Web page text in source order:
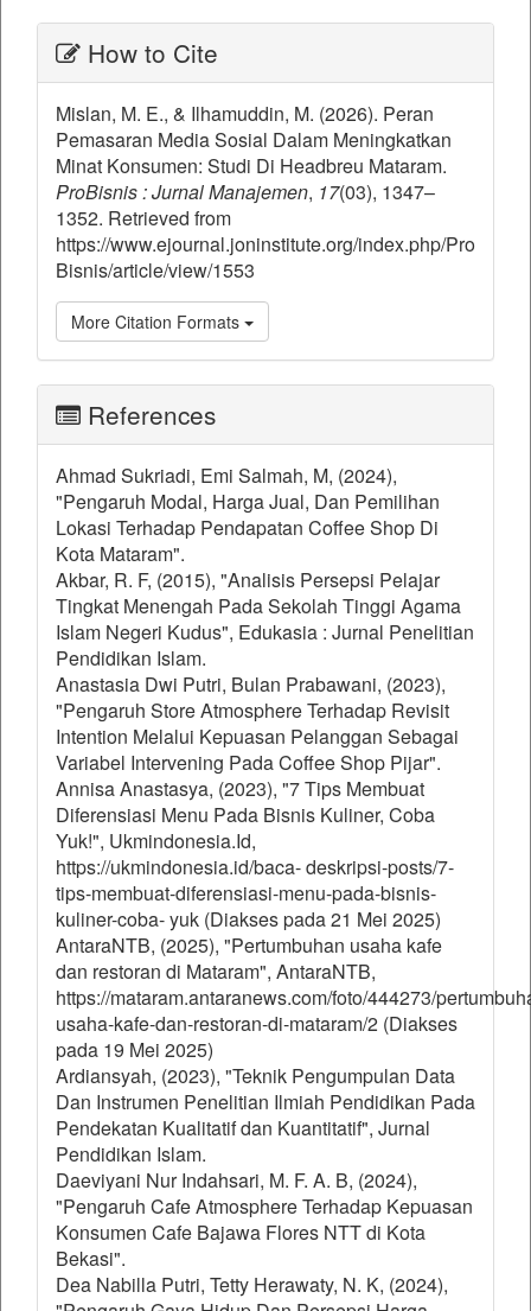
How to Cite
Mislan, M. E., & Ilhamuddin, M. (2026). Peran
Pemasaran Media Sosial Dalam Meningkatkan
Minat Konsumen: Studi Di Headbreu Mataram.
ProBisnis : Jurnal Manajemen, 17(03), 1347–
1352. Retrieved from
https://www.ejournal.joninstitute.org/index.php/Pro
Bisnis/article/view/1553
More Citation Formats
References
Ahmad Sukriadi, Emi Salmah, M, (2024),
"Pengaruh Modal, Harga Jual, Dan Pemilihan
Lokasi Terhadap Pendapatan Coffee Shop Di
Kota Mataram".
Akbar, R. F, (2015), "Analisis Persepsi Pelajar
Tingkat Menengah Pada Sekolah Tinggi Agama
Islam Negeri Kudus", Edukasia : Jurnal Penelitian
Pendidikan Islam.
Anastasia Dwi Putri, Bulan Prabawani, (2023),
"Pengaruh Store Atmosphere Terhadap Revisit
Intention Melalui Kepuasan Pelanggan Sebagai
Variabel Intervening Pada Coffee Shop Pijar".
Annisa Anastasya, (2023), "7 Tips Membuat
Diferensiasi Menu Pada Bisnis Kuliner, Coba
Yuk!", Ukmindonesia.Id,
https://ukmindonesia.id/baca- deskripsi-posts/7-
tips-membuat-diferensiasi-menu-pada-bisnis-
kuliner-coba- yuk (Diakses pada 21 Mei 2025)
AntaraNTB, (2025), "Pertumbuhan usaha kafe
dan restoran di Mataram", AntaraNTB,
https://mataram.antaranews.com/foto/444273/
usaha-kafe-dan-restoran-di-mataram/2 (Diakses
pada 19 Mei 2025)
Ardiansyah, (2023), "Teknik Pengumpulan Data
Dan Instrumen Penelitian Ilmiah Pendidikan Pada
Pendekatan Kualitatif dan Kuantitatif", Jurnal
Pendidikan Islam.
Daeviyani Nur Indahsari, M. F. A. B, (2024),
"Pengaruh Cafe Atmosphere Terhadap Kepuasan
Konsumen Cafe Bajawa Flores NTT di Kota
Bekasi".
Dea Nabilla Putri, Tetty Herawaty, N. K, (2024),